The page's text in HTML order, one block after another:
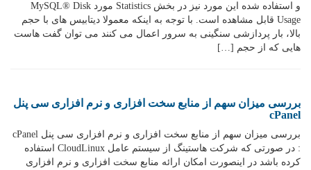
و استفاده شده این مورد نیز در بخش Statistics مورد MySQL® Disk
Usage قابل مشاهده است. با توجه به اینکه معمولا دیتابیس های با حجم
بالا، بار پردازشی سنگینی به سرور اعمال می کنند می توان گفت هاست
هایی که از حجم […]
بررسی میزان سهم از منابع سخت افزاری و نرم افزاری سی پنل
cPanel
بررسی میزان سهم از منابع سخت افزاری و نرم افزاری سی پنل cPanel
: در صورتی که شرکت هاستینگ از سیستم عامل CloudLinux استفاده
کرده باشد در اینصورت امکان ارائه منابع سخت افزاری و نرم افزاری